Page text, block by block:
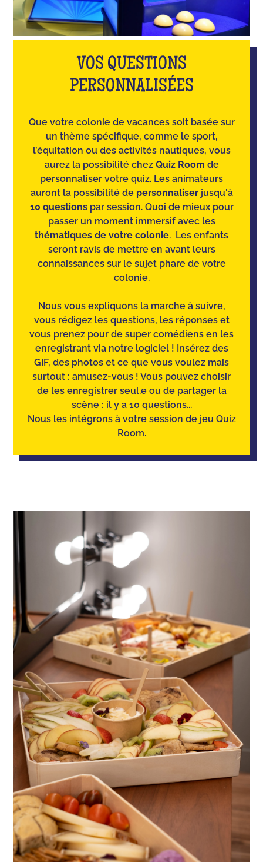
VOS QUESTIONS
PERSONNALISÉES
Que votre colonie de vacances soit basée sur
un thème spécifique, comme le sport,
l’équitation ou des activités nautiques, vous
aurez la possibilité chez Quiz Room de
personnaliser votre quiz. Les animateurs
auront la possibilité de personnaliserjusqu'à
10 questionspar session. Quoi de mieux pour
passer un moment immersif avec les
thématiques de votre colonie. Les enfants
seront ravis de mettre en avant leurs
connaissances sur le sujet phare de votre
colonie.
Nous vous expliquons la marche à suivre,
vous rédigez les questions, les réponses et
vous prenez pour de super comédiens en les
enregistrant via notre logiciel ! Insérez des
GIF, des photos et ce que vous voulez mais
surtout : amusez-vous ! Vous pouvez choisir
de les enregistrer seul.e ou de partager la
scène : il y a 10 questions...
Nous les intégrons à votre session de jeu Quiz
Room.